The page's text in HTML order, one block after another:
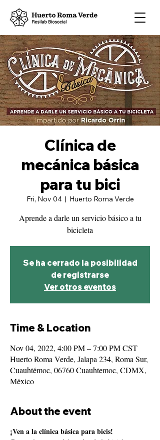
Clínica de
mecánica básica
para tu bici
Fri, Nov 04
  |
Huerto Roma Verde
Aprende a darle un servicio básico a tu
bicicleta
Se ha cerrado la posibilidad
de registrarse
Ver otros eventos
Time & Location
Nov 04, 2022, 4:00 PM – 7:00 PM CST
Huerto Roma Verde, Jalapa 234, Roma Sur,
Cuauhtémoc, 06760 Cuauhtemoc, CDMX,
México
About the event
¡Ven a la clínica básica para bicis!